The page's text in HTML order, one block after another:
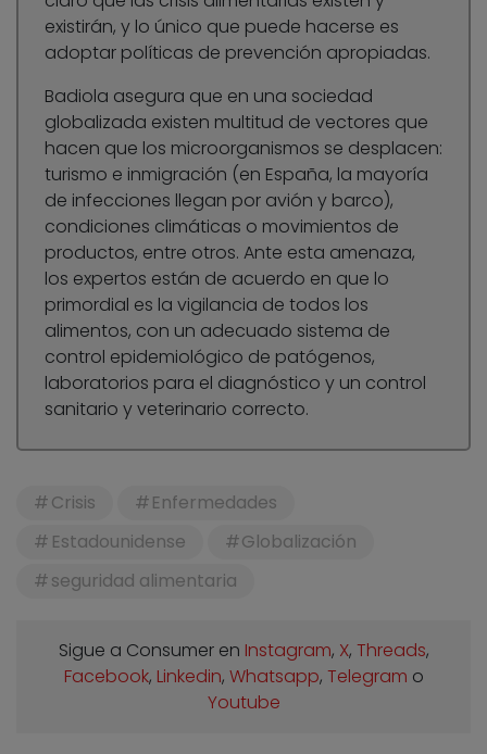
existirán, y lo único que puede hacerse es
adoptar políticas de prevención apropiadas.
Badiola asegura que en una sociedad
globalizada existen multitud de vectores que
hacen que los microorganismos se desplacen:
turismo e inmigración (en España, la mayoría
de infecciones llegan por avión y barco),
condiciones climáticas o movimientos de
productos, entre otros. Ante esta amenaza,
los expertos están de acuerdo en que lo
primordial es la vigilancia de todos los
alimentos, con un adecuado sistema de
control epidemiológico de patógenos,
laboratorios para el diagnóstico y un control
sanitario y veterinario correcto.
Crisis
Enfermedades
Estadounidense
Globalización
seguridad alimentaria
Sigue a Consumer en Instagram, X, Threads,
Facebook, Linkedin, Whatsapp, Telegram o
Youtube